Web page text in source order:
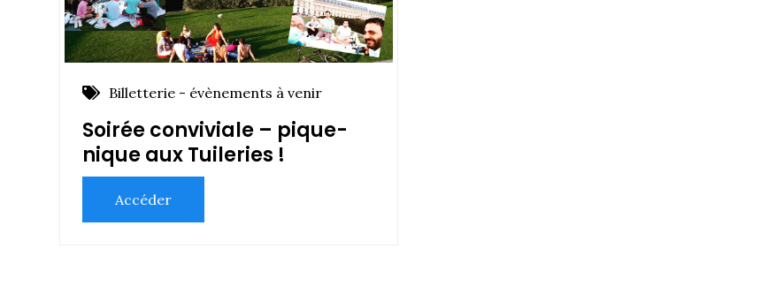
Billetterie - évènements à venir
Soirée conviviale – pique-
nique aux Tuileries !
Accéder